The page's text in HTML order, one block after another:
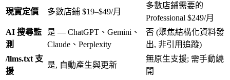
現實定價 多數店鋪 $19–$49/月
多數店鋪需要的
Professional $249/月
AI 搜尋監
測
是 — ChatGPT、Gemini、
Claude、Perplexity
否 (聚焦結構化資料發
出, 非引用追蹤)
/llms.txt 支
援
是, 自動產生與更新
無原生支援; 需手動繞
開